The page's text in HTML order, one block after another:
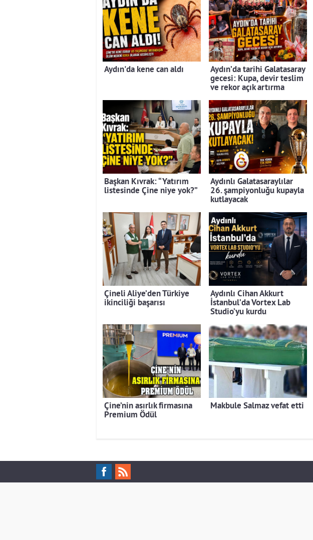
Aydın'da kene can aldı
Aydın’da tarihi Galatasaray
gecesi: Kupa, devir teslim
ve rekor açık artırma
Başkan Kıvrak: “Yatırım
listesinde Çine niye yok?”
Aydınlı Galatasaraylılar
26. şampiyonluğu kupayla
kutlayacak
Çineli Aliye’den Türkiye
ikinciliği başarısı
Aydınlı Cihan Akkurt
İstanbul’da Vortex Lab
Studio’yu kurdu
Çine’nin asırlık firmasına
Premium Ödül
Makbule Salmaz vefat etti